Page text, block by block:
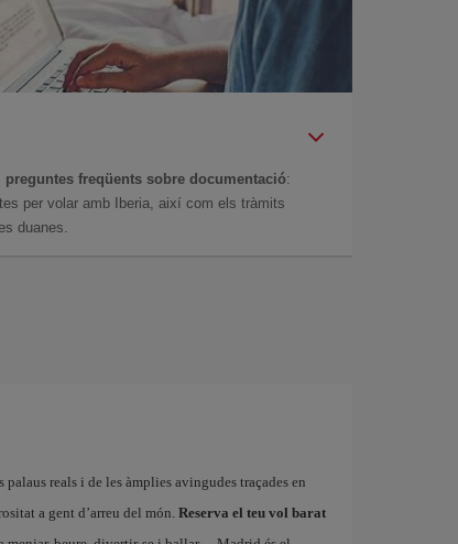
preguntes freqüents sobre documentació:
per volar amb Iberia, així com els tràmits
duanes.
reals i de les àmplies avingudes traçades en
a gent d’arreu del món. Reserva el teu vol barat